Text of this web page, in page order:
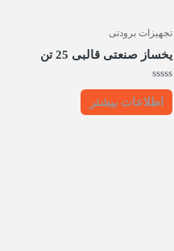
تجهیزات برودتی
یخساز صنعتی قالبی 25 تن
امتیاز
5
اطلاعات بیشتر